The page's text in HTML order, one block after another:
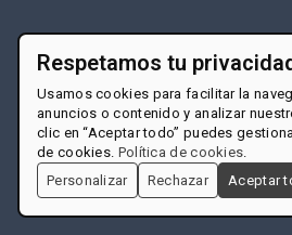
Respetamos tu
Usamos cookies para facilitar la
anuncios o contenido y analizar
clic en “Aceptar todo” puedes
de cookies. Política de cookies.
Personalizar
Rechazar Aceptar